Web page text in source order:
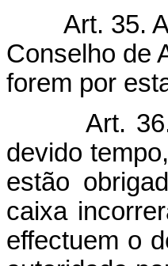
Art. 35.
Conselho de
forem por
Art.
devido
estão
caixa
effectuem o